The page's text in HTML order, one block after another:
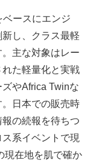
ースにエンジ
し、クラス最軽
主な対象はレー
た軽量化と実戦
やAfrica Twinな
日本での販売時
の続報を待ちつ
系イベントで現
現在地を肌で確か